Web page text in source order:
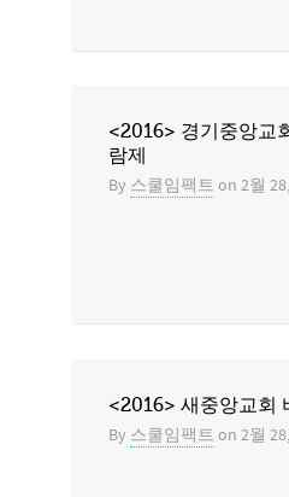
<2016> 경기중앙교
람제
By 스쿨임팩트 on 2월
<2016> 새중앙교회
By 스쿨임팩트 on 2월